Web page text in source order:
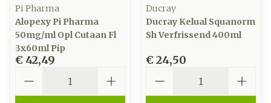
Pi Pharma
Alopexy Pi Pharma
50mg/ml Opl Cutaan Fl
3x60ml Pip
€ 42,49
Ducray
Ducray Kelual Squanorm
Sh Verfrissend 400ml
€ 24,50